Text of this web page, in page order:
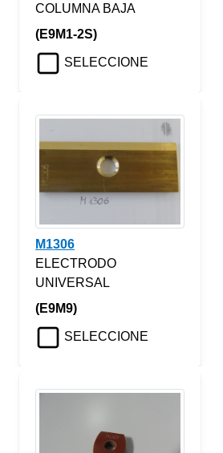
COLUMNA BAJA
(E9M1-2S)
SELECCIONE
M1306
ELECTRODO
UNIVERSAL
(E9M9)
SELECCIONE